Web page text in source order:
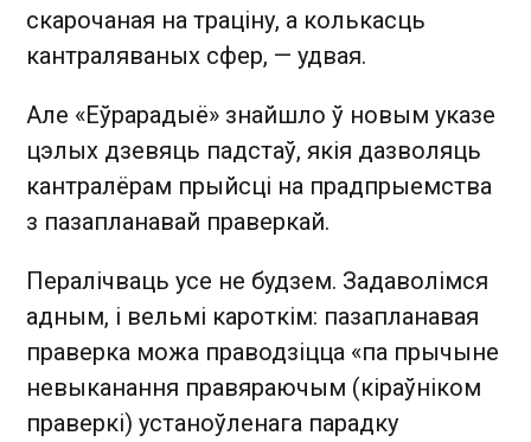
скарочаная на траціну, а колькасць
кантраляваных сфер, — удвая.
Але «Еўрарадыё» знайшло ў новым указе
цэлых дзевяць падстаў, якія дазволяць
кантралёрам прыйсці на прадпрыемства
з пазапланавай праверкай.
Пералічваць усе не будзем. Задаволімся
адным, і вельмі кароткім: пазапланавая
праверка можа праводзіцца «па прычыне
невыканання правяраючым (кіраўніком
праверкі) устаноўленага парадку